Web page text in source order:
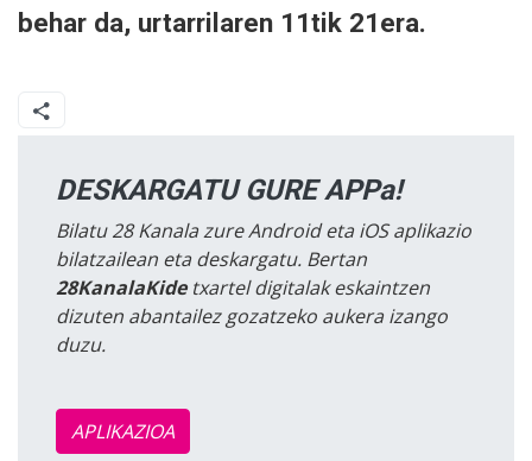
behar da, urtarrilaren 11tik 21era.
DESKARGATU GURE APPa!
Bilatu 28 Kanala zure Android eta iOS aplikazio
bilatzailean eta deskargatu. Bertan
28KanalaKidetxartel digitalak eskaintzen
dizuten abantailez gozatzeko aukera izango
duzu.
APLIKAZIOA